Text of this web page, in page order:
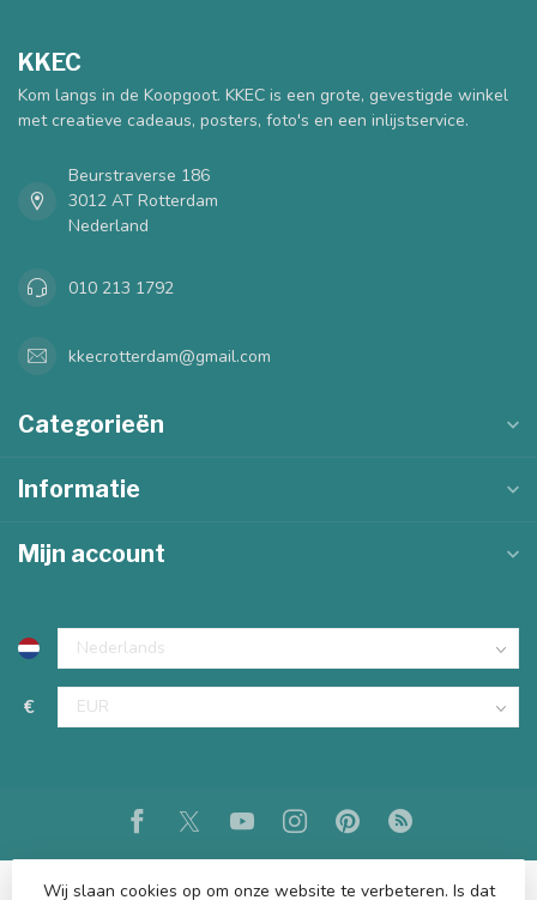
KKEC
Kom langs in de Koopgoot. KKEC is een grote, gevestigde winkel
met creatieve cadeaus, posters, foto's en een inlijstservice.
Beurstraverse 186
3012 AT Rotterdam
Nederland
010 213 1792
kkecrotterdam@gmail.com
Categorieën
Informatie
Mijn account
€
Wij slaan cookies op om onze website te verbeteren. Is dat